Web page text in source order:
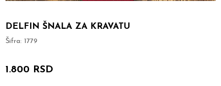
DELFIN ŠNALA ZA KRAVATU
Šifra:1779
1.800 RSD